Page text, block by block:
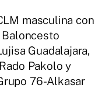
masculina con
Guadalajara,
Pakolo y
76-Alkasar